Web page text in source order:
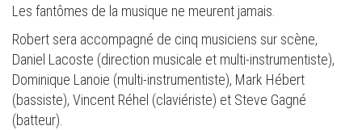
Les fantômes de la musique ne meurent jamais.
Robert sera accompagné de cinq musiciens sur scène,
Daniel Lacoste (direction musicale et multi-instrumentiste),
Dominique Lanoie (multi-instrumentiste), Mark Hébert
(bassiste), Vincent Réhel (claviériste) et Steve Gagné
(batteur).